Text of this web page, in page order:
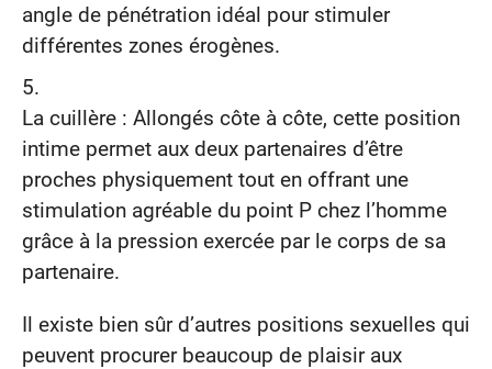
angle de pénétration idéal pour stimuler
différentes zones érogènes.
La cuillère : Allongés côte à côte, cette position
intime permet aux deux partenaires d’être
proches physiquement tout en offrant une
stimulation agréable du point P chez l’homme
grâce à la pression exercée par le corps de sa
partenaire.
Il existe bien sûr d’autres positions sexuelles qui
peuvent procurer beaucoup de plaisir aux